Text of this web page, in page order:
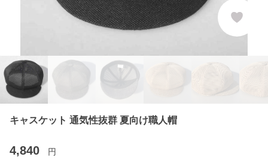
キャスケット 通気性抜群 夏向け職人帽
4,840 円